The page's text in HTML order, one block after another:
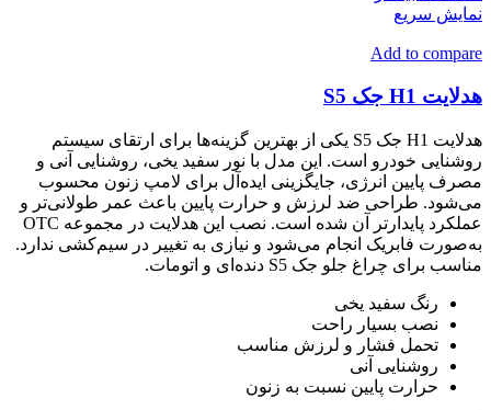
نمایش سریع
Add to compare
هدلایت H1 جک S5
هدلایت H1 جک S5 یکی از بهترین گزینه‌ها برای ارتقای سیستم
روشنایی خودرو است. این مدل با نور سفید یخی، روشنایی آنی و
مصرف پایین انرژی، جایگزینی ایده‌آل برای لامپ زنون محسوب
می‌شود. طراحی ضد لرزش و حرارت پایین باعث عمر طولانی‌تر و
عملکرد پایدارتر آن شده است. نصب این هدلایت در مجموعه OTC
به‌صورت فابریک انجام می‌شود و نیازی به تغییر در سیم‌کشی ندارد.
مناسب برای چراغ جلو جک S5 دنده‌ای و اتومات.
رنگ سفید یخی
نصب بسیار راحت
تحمل فشار و لرزش مناسب
روشنایی آنی
حرارت پایین نسبت به زنون